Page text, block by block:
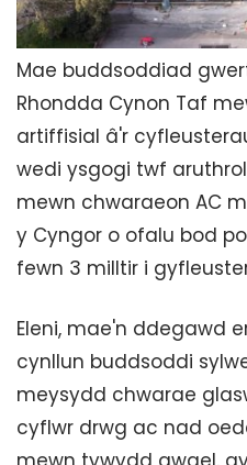
Mae buddsoddiad
Rhondda Cynon Taf
artiffisial â'r
wedi ysgogi twf
mewn chwaraeon AC
y Cyngor o ofalu bod
fewn 3 milltir i
Eleni, mae'n ddegawd
cynllun buddsoddi
meysydd chwarae
cyflwr drwg ac nad